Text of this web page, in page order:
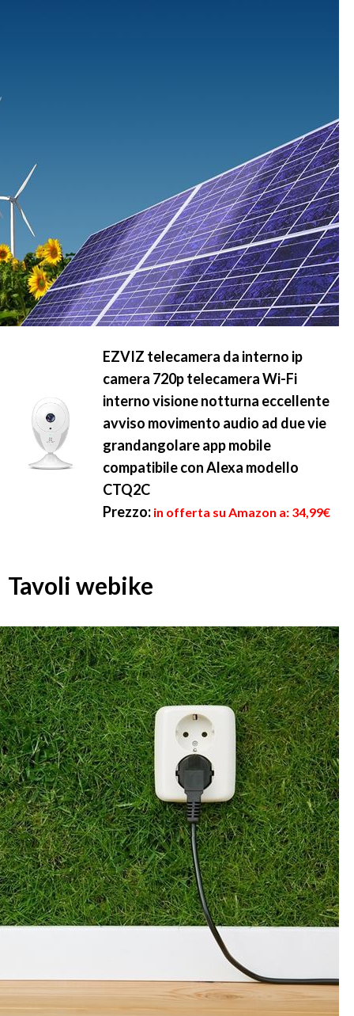
EZVIZ telecamera da interno ip
camera 720p telecamera Wi-Fi
interno visione notturna eccellente
avviso movimento audio ad due vie
grandangolare app mobile
compatibile con Alexa modello
CTQ2C
Prezzo: in offerta su Amazon a: 34,99€
Tavoli webike